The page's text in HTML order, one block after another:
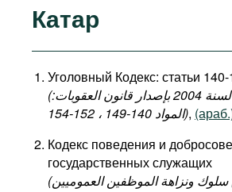
Катар
Уголовный Кодекс: статьи
(قانون رقم (11) لسنة 2004 بإصدار قانون العقوبات:
المواد 140-149 ، 152-154),
Кодекс поведения и
государственных служащих